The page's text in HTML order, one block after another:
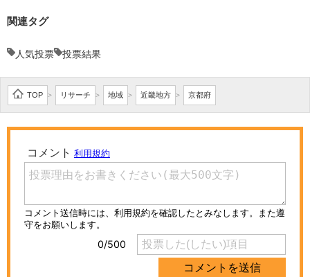
関連タグ
人気投票 投票結果
TOP > リサーチ > 地域 > 近畿地方 > 京都府